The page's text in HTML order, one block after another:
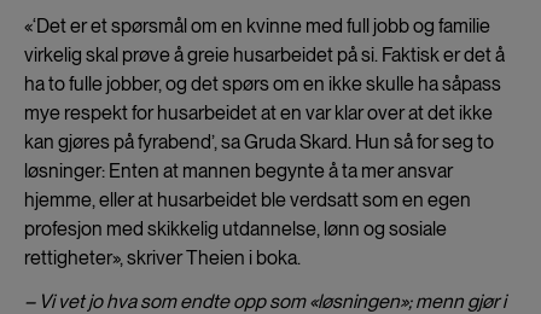
«‘Det er et spørsmål om en kvinne med full jobb og familie
virkelig skal prøve å greie husarbeidet på si. Faktisk er det å
ha to fulle jobber, og det spørs om en ikke skulle ha såpass
mye respekt for husarbeidet at en var klar over at det ikke
kan gjøres på fyrabend’, sa Gruda Skard. Hun så for seg to
løsninger: Enten at mannen begynte å ta mer ansvar
hjemme, eller at husarbeidet ble verdsatt som en egen
profesjon med skikkelig utdannelse, lønn og sosiale
rettigheter», skriver Theien i boka.
– Vi vet jo hva som endte opp som «løsningen»; menn gjør i